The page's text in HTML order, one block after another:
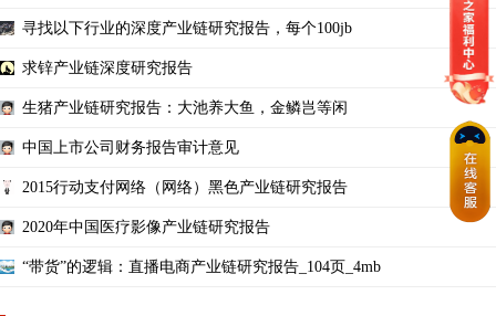
寻找以下行业的深度产业链研究报告，每个100jb
求锌产业链深度研究报告
生猪产业链研究报告：大池养大鱼，金鳞岂等闲
中国上市公司财务报告审计意见
2015行动支付网络（网络）黑色产业链研究报告
2020年中国医疗影像产业链研究报告
“带货”的逻辑：直播电商产业链研究报告_104页_4mb